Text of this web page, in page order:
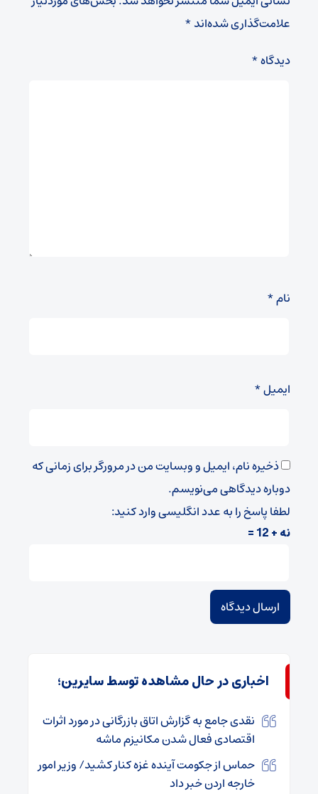
علامت‌گذاری شده‌اند*
دیدگاه*
نام*
ایمیل*
ذخیره نام، ایمیل و وبسایت من در مرورگر برای زمانی که
دوباره دیدگاهی می‌نویسم.
لطفا پاسخ را به عدد انگلیسی وارد کنید:
نه + 12 =
اخباری در حال مشاهده توسط سایرین؛
نقدی جامع به گزارش اتاق بازرگانی در مورد اثرات
اقتصادی فعال شدن مکانیزم ماشه
حماس از جکومت آینده غزه کنار کشید/ وزیر امور
خارجه اردن خبر داد